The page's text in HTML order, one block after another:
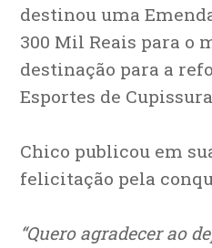
destinou uma
300 Mil Reais para o
destinação para a
Esportes de
Chico publicou em
felicitação pela
“Quero agradecer ao